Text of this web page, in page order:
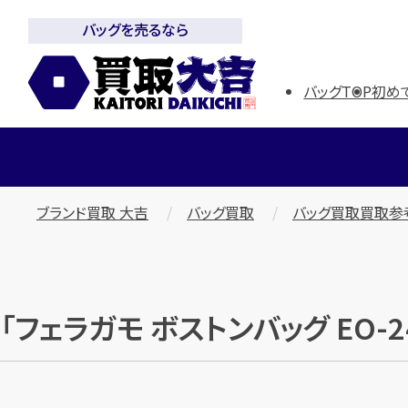
バッグを売るなら
バッグTOP初め
ブランド買取 大吉 バッグ買取 バッグ買取買取
「フェラガモ ボストンバッグ